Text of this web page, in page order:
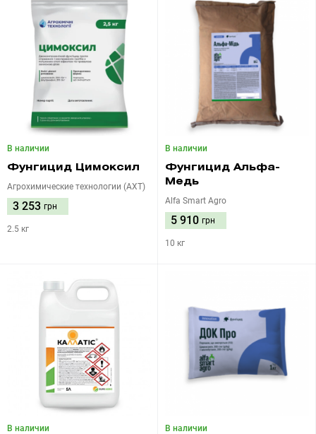
В наличии
Фунгицид Цимоксил
Агрохимические технологии (АХТ)
3 253 грн
2.5 кг
В наличии
Фунгицид Альфа-
Медь
Alfa Smart Agro
5 910 грн
10 кг
В наличии В наличии